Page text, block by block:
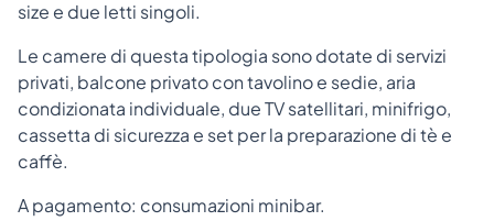
size e due letti singoli.
Le camere di questa tipologia sono dotate di servizi
privati, balcone privato con tavolino e sedie, aria
condizionata individuale, due TV satellitari, minifrigo,
cassetta di sicurezza e set per la preparazione di tè e
caffè.
A pagamento: consumazioni minibar.